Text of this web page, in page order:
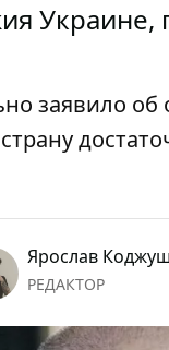
Украине,
заявило об
Ярослав
РЕДАКТОР